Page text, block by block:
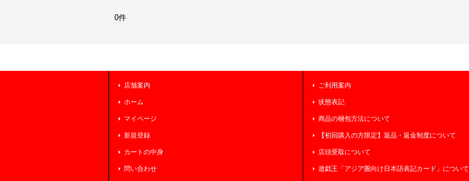
0件
店舗案内
ホーム
マイページ
新規登録
カートの中身
問い合わせ
ご利用案内
状態表記
商品の梱包方法について
【初回購入の方限定】返品・返金制度について
店頭受取について
遊戯王「アジア圏向け日本語表記カード」について